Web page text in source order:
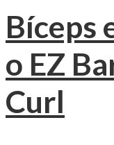
Bíceps
o EZ
Curl